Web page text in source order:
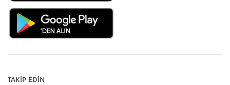
TAKİP EDİN